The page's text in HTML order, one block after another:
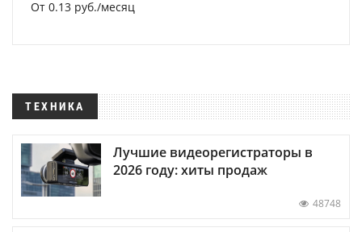
От 0.13 руб./месяц
ТЕХНИКА
Лучшие видеорегистраторы в
2026 году: хиты продаж
48748